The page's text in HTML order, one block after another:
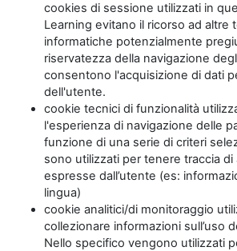
cookies di sessione utilizzati in
Learning evitano il ricorso ad altre
informatiche potenzialmente
riservatezza della navigazione
consentono l'acquisizione di dati
dell'utente.
cookie tecnici di funzionalità
l'esperienza di navigazione delle
funzione di una serie di criteri
sono utilizzati per tenere traccia
espresse dall’utente (es:
lingua)
cookie analitici/di monitoraggio
collezionare informazioni sull’uso
Nello specifico vengono utilizzati